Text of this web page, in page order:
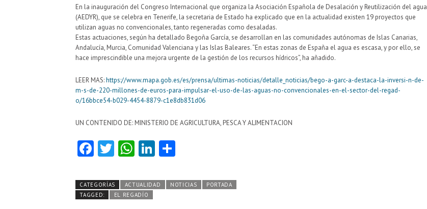
En la inauguración del Congreso Internacional que organiza la Asociación Española de Desalación y Reutilización del agua
(AEDYR), que se celebra en Tenerife, la secretaria de Estado ha explicado que en la actualidad existen 19 proyectos que
utilizan aguas no convencionales, tanto regeneradas como desaladas.
Estas actuaciones, según ha detallado Begoña García, se desarrollan en las comunidades autónomas de Islas Canarias,
Andalucía, Murcia, Comunidad Valenciana y las Islas Baleares. “En estas zonas de España el agua es escasa, y por ello, se
hace imprescindible una mejora urgente de la gestión de los recursos hídricos”, ha añadido.
LEER MAS:https://www.mapa.gob.es/es/prensa/ultimas-noticias/detalle_noticias/bego-a-garc-a-destaca-la-inversi-n-de-
m-s-de-220-millones-de-euros-para-impulsar-el-uso-de-las-aguas-no-convencionales-en-el-sector-del-regad-
o/16bbce54-b029-4454-8879-c1e8db831d06
UN CONTENIDO DE: MINISTERIO DE AGRICULTURA, PESCA Y ALIMENTACION
Fa
b
o
T
itt
er
W
ts
A
Li
e m
CATEGORÍAS ACTUALIDAD NOTICIAS
PORTADA
TAGGED:
EL REGADÍO